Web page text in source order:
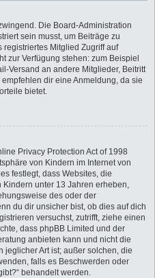
Die Board-Administration
sein musst, um Beiträge zu
registriertes Mitglied Zugriff auf
zur Verfügung stehen: zum Beispiel
Versand an andere Mitglieder, Beitritt
dir eine Anmeldung, da sie
bietet.
Privacy Protection Act of 1998
von Kindern im Internet von
festlegt, dass Websites, die
unter 13 Jahren erheben,
des oder der
du dir unsicher bist, ob dies auf dich
versuchst, zutrifft, ziehe einen
dass phpBB Limited und der
anbieten kann und nicht die
Art ist; außer solchen, die
falls es Beschwerden oder
behandelt werden.